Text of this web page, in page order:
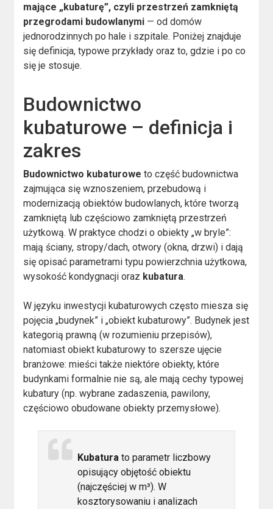
mające „kubaturę”, czyli przestrzeń zamkniętą
przegrodami budowlanymi — od domów
jednorodzinnych po hale i szpitale. Poniżej znajduje
się definicja, typowe przykłady oraz to, gdzie i po co
się je stosuje.
Budownictwo
kubaturowe – definicja i
zakres
Budownictwo kubaturowe to część budownictwa
zajmująca się wznoszeniem, przebudową i
modernizacją obiektów budowlanych, które tworzą
zamkniętą lub częściowo zamkniętą przestrzeń
użytkową. W praktyce chodzi o obiekty „w bryle”:
mają ściany, stropy/dach, otwory (okna, drzwi) i dają
się opisać parametrami typu powierzchnia użytkowa,
wysokość kondygnacji oraz kubatura.
W języku inwestycji kubaturowych często miesza się
pojęcia „budynek” i „obiekt kubaturowy”. Budynek jest
kategorią prawną (w rozumieniu przepisów),
natomiast obiekt kubaturowy to szersze ujęcie
branżowe: mieści także niektóre obiekty, które
budynkami formalnie nie są, ale mają cechy typowej
kubatury (np. wybrane zadaszenia, pawilony,
częściowo obudowane obiekty przemysłowe).
Kubatura to parametr liczbowy
opisujący objętość obiektu
(najczęściej w m³). W
kosztorysowaniu i analizach